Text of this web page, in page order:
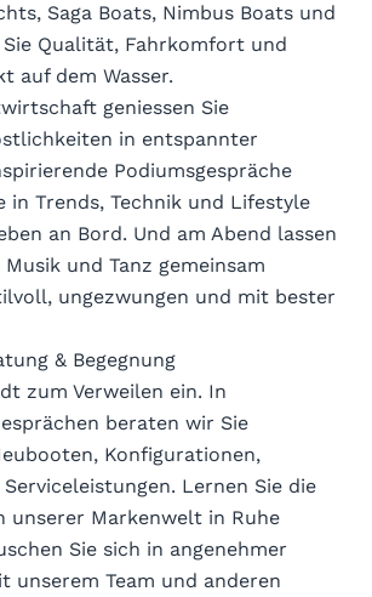
Saga Boats, Nimbus Boats und
Qualität, Fahrkomfort und
auf dem Wasser.
geniessen Sie
in entspannter
Podiumsgespräche
in Trends, Technik und Lifestyle
an Bord. Und am Abend lassen
und Tanz gemeinsam
ungezwungen und mit bester
& Begegnung
zum Verweilen ein. In
beraten wir Sie
Konfigurationen,
Lernen Sie die
unserer Markenwelt in Ruhe
Sie sich in angenehmer
unserem Team und anderen